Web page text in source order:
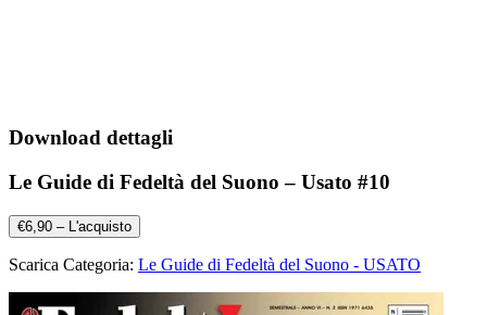
Download dettagli
Le Guide di Fedeltà del Suono – Usato #10
€6,90 – L'acquisto
Scarica Categoria: Le Guide di Fedeltà del Suono - USATO